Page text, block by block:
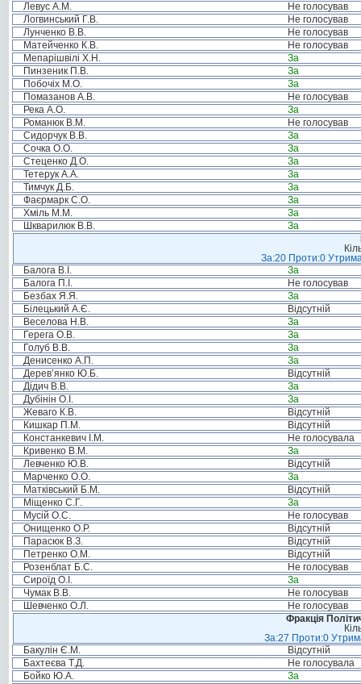
Левус А.М.
Не голосував
Логвинський Г.В.
Не голосував
Лунченко В.В.
Не голосував
Матейченко К.В.
Не голосував
Мепарішвілі Х.Н.
За
Пинзеник П.В.
За
Побочіх М.О.
За
Помазанов А.В.
Не голосував
Река А.О.
За
Романюк В.М.
Не голосував
Сидорчук В.В.
За
Сочка О.О.
За
Стеценко Д.О.
За
Тетерук А.А.
За
Тимчук Д.Б.
За
Фаєрмарк С.О.
За
Хміль М.М.
За
Шкварилюк В.В.
За
За:20 Проти:0
Балога В.І.
За
Балога П.І.
Не голосував
Безбах Я.Я.
За
Білецький А.Є.
Відсутній
Веселова Н.В.
За
Герега О.В.
За
Голуб В.В.
За
Денисенко А.П.
За
Дерев’янко Ю.Б.
Відсутній
Дідич В.В.
За
Дубінін О.І.
За
Жеваго К.В.
Відсутній
Кишкар П.М.
Відсутній
Констанкевич І.М.
Не голосувала
Кривенко В.М.
За
Левченко Ю.В.
Відсутній
Марченко О.О.
За
Матківський Б.М.
Відсутній
Міщенко С.Г.
За
Мусій О.С.
Не голосував
Онищенко О.Р.
Відсутній
Парасюк В.З.
Відсутній
Петренко О.М.
Відсутній
Розенблат Б.С.
Не голосував
Сироїд О.І.
За
Чумак В.В.
Не голосував
Шевченко О.Л.
Не голосував
Фракція
За:27 Проти:0
Бакулін Є.М.
Відсутній
Бахтеєва Т.Д.
Не голосувала
Бойко Ю.А.
За